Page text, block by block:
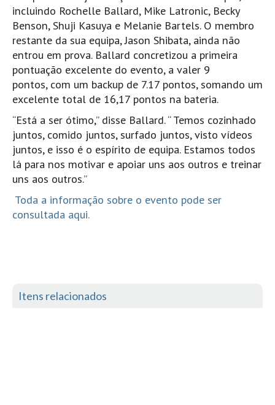
Alentejo
Algarve
Loja
Pranchas
Acessórios de Surf
Skate
Acessórios de moda
Cursos de Shape
Contactos Surftotal
incluindo Rochelle Ballard, Mike Latronic, Becky
Benson, Shuji Kasuya e Melanie Bartels. O membro
restante da sua equipa, Jason Shibata, ainda não
entrou em prova. Ballard concretizou a primeira
pontuação excelente do evento, a valer 9
pontos, com um backup de 7.17 pontos, somando um
excelente total de 16,17 pontos na bateria.
“Está a ser ótimo,” disse Ballard. “ Temos cozinhado
juntos, comido juntos, surfado juntos, visto vídeos
juntos, e isso é o espírito de equipa. Estamos todos
lá para nos motivar e apoiar uns aos outros e treinar
uns aos outros.”
Toda a informação sobre o evento pode ser
consultada aqui.
Itens relacionados